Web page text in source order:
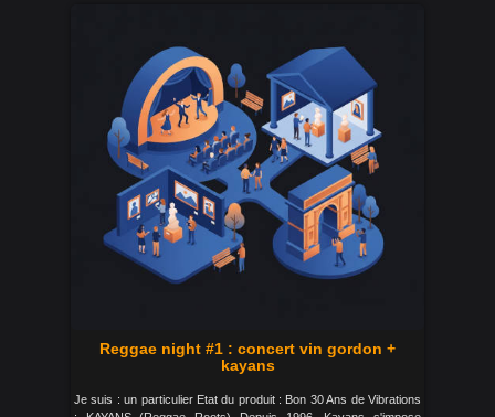
Reggae night #1 : concert vin gordon +
kayans
Je suis : un particulier Etat du produit : Bon 30 Ans de Vibrations